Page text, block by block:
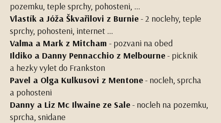
pozemku, teple sprchy, pohosteni, ...
Vlastík a Jóža Škvařilovi z Burnie- 2 noclehy, teple
sprchy, pohosteni, internet ...
Valma a Mark z Mitcham - pozvani na obed
Ildiko a Danny Pennacchio z Melbourne- picknik
a hezky vylet do Frankston
Pavel a Olga Kulkusovi z Mentone- nocleh, sprcha
a pohosteni
Danny a Liz Mc Ilwaine ze Sale- nocleh na pozemku,
sprcha, snidane